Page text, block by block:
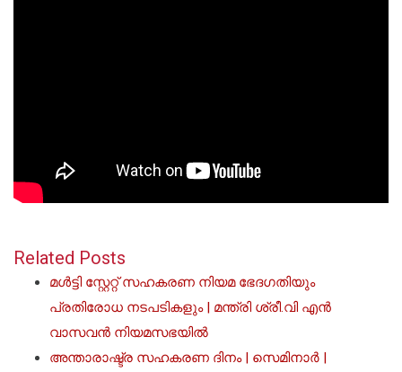
Related Posts
മൾട്ടി സ്റ്റേറ്റ് സഹകരണ നിയമ ഭേദഗതിയും
പ്രതിരോധ നടപടികളും | മന്ത്രി ശ്രീ.വി എൻ
വാസവൻ നിയമസഭയിൽ
അന്താരാഷ്ട്ര സഹകരണ ദിനം | സെമിനാർ |